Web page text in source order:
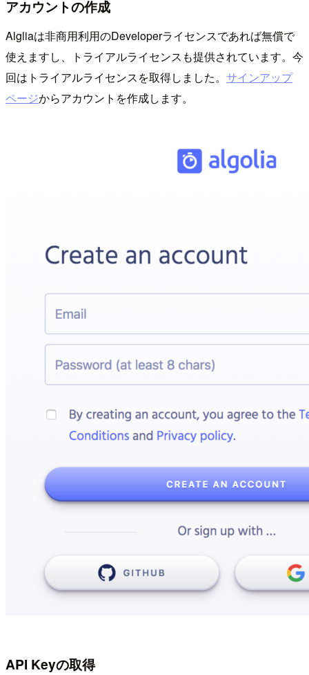
アカウントの作成
Algliaは非商用利用のDeveloperライセンスであれば無償で
使えますし、トライアルライセンスも提供されています。今
回はトライアルライセンスを取得しました。 サインアップ
ページからアカウントを作成します。
API Keyの取得